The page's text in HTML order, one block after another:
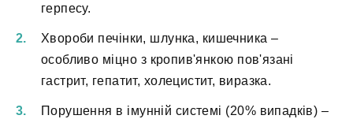
герпесу.
Хвороби печінки, шлунка, кишечника –
особливо міцно з кропив'янкою пов'язані
гастрит, гепатит, холецистит, виразка.
Порушення в імунній системі (20% випадків) –